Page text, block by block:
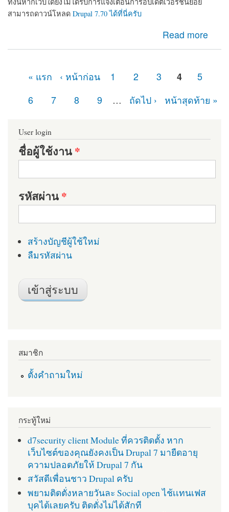
สามารถดาวน์โหลด Drupal 7.70 ได้ที่นี่ครับ
Read more
about ในที่สุดก็มา Drupal 7.70 ออกแล้ว เว็บไซต์ที่ใช้
Drupal 7 อย่าลืมอัปเดตเพื่อความปลอดภัย
« แรก ‹ หน้าก่อน 1 2 3 4
5
6
7 8 9 … ถัดไป › หน้าสุดท้าย »
User login
ชื่อผู้ใช้งาน*
รหัสผ่าน*
สร้างบัญชีผู้ใช้ใหม่
ลืมรหัสผ่าน
สมาชิก
ตั้งคำถามใหม่
กระทู้ใหม่
d7security client Module ที่ควรติดตั้ง หาก
เว็บไซต์ของคุณยังคงเป็น Drupal 7 มายืดอายุ
ความปลอดภัยให้ Drupal 7 กัน
สวัสดีเพื่อนชาว Drupal ครับ
พยามติดตั่งหลายวันละ Social open ไช้เเทนเฟส
บุคได้เลยครับ ติดตั่งไม่ได้สักที